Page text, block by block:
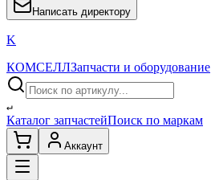
Написать директору
K
КОМСЕЛЛЗапчасти и оборудование
↵
Каталог запчастейПоиск по маркам
Аккаунт